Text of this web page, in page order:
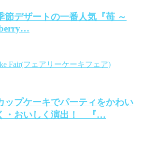
節デザートの一番人気『苺 ～
ップケーキでパーティをかわい
・おいしく演出！ 『…